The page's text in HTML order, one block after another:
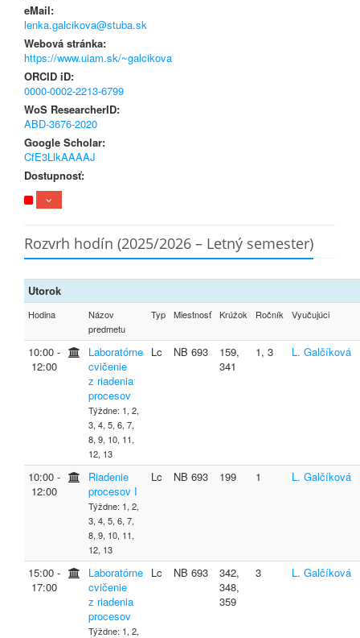
eMail:
lenka.galcikova@stuba.sk
Webová stránka:
https://www.uiam.sk/~galcikova
ORCID iD:
0000-0002-2213-6799
WoS ResearcherID:
ABD-3676-2020
Google Scholar:
CfE3LlkAAAAJ
Dostupnosť:
Rozvrh hodín (2025/2026 – Letný semester)
Utorok
Hodina
Názov
predmetu
Typ Miestnosť Krúžok Ročník Vyučujúci
10:00 ‐
12:00
Laboratórne
cvičenie
z riadenia
procesov
Týždne: 1, 2,
3, 4, 5, 6, 7,
8, 9, 10, 11,
12, 13
Lc NB 693
159,
341
1, 3 L. Galčíková
10:00 ‐
12:00
Riadenie
procesov I
Týždne: 1, 2,
3, 4, 5, 6, 7,
8, 9, 10, 11,
12, 13
Lc NB 693 199 1 L. Galčíková
15:00 ‐
17:00
Laboratórne
cvičenie
z riadenia
procesov
Týždne: 1, 2,
Lc NB 693
342,
348,
359
3 L. Galčíková